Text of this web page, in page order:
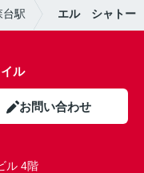
台駅 エル シャトー
ル
お問い合わせ
ル 4階